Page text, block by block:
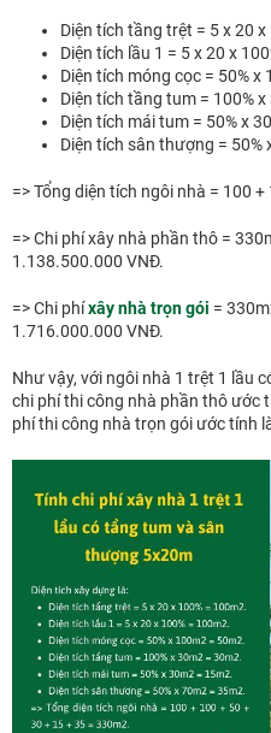
Diện tích tầng trệt = 5 x 20 x
Diện tích lầu 1 = 5 x 20 x
Diện tích móng cọc = 50% x
Diện tích tầng tum = 100%
Diện tích mái tum = 50% x
Diện tích sân thượng = 50%
=> Tổng diện tích ngôi nhà = 100
=> Chi phí xây nhà phần thô =
1.138.500.000 VNĐ.
=> Chi phíxây nhà trọn gói =
1.716.000.000 VNĐ.
Như vậy, với ngôi nhà 1 trệt 1 lầu
chi phí thi công nhà phần thô ước
phí thi công nhà trọn gói ước tính